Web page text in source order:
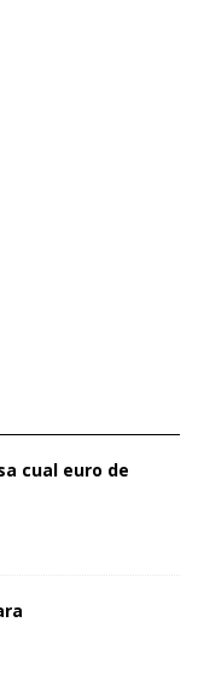
cual euro de